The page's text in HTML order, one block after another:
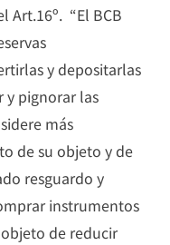
Art.16º. “El BCB
y depositarlas
y pignorar las
más
de su objeto y de
resguardo y
instrumentos
de reducir